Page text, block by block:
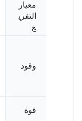
معيار
التفري
غ
وقود
قوة